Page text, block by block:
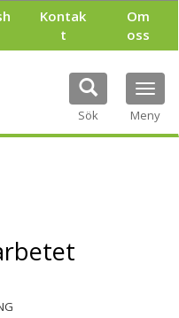
Kontak
t
Om
oss
Sök Meny